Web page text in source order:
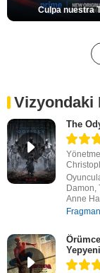
Culpa nuestra
Vizyondaki
The
Damon,
Anne
Fragman